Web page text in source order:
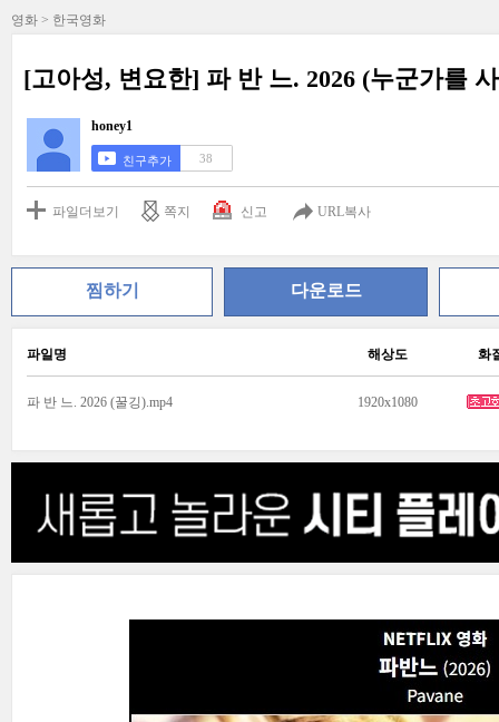
영화 > 한국영화
[고아성, 변요한] 파 반 느. 2026 (누군가를
honey1
친구추가 38
파일더보기 쪽지 신고 URL복사
찜하기 다운로드
파일명 해상도 화
파 반 느. 2026 (꿀깅).mp4 1920x1080